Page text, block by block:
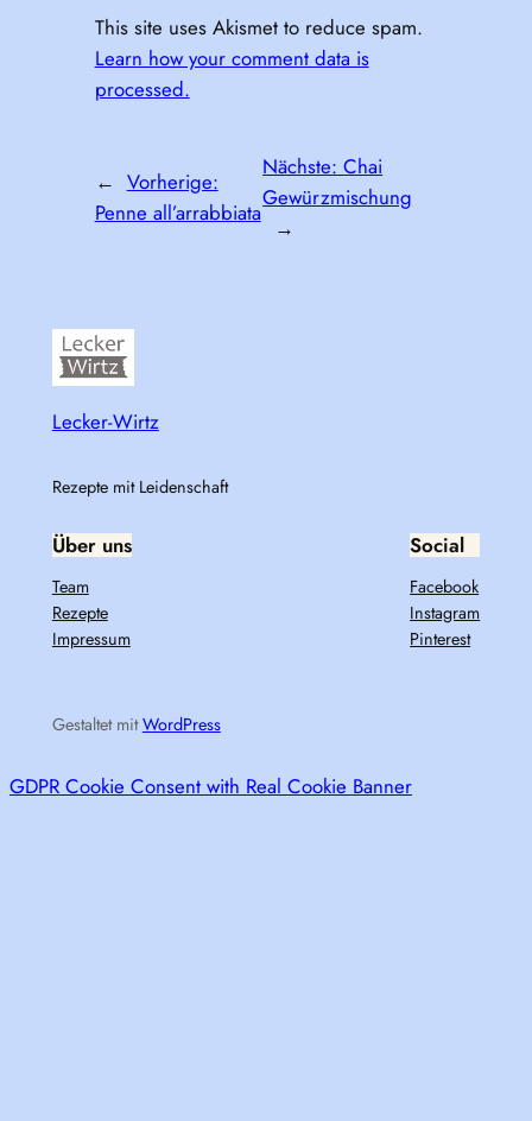
This site uses Akismet to reduce spam.
Learn how your comment data is
processed.
← Vorherige:
Penne all’arrabbiata
Nächste:Chai
Gewürzmischung
→
Lecker-Wirtz
Rezepte mit Leidenschaft
Über uns
Team
Rezepte
Impressum
Social
Facebook
Instagram
Pinterest
Gestaltet mitWordPress
GDPR Cookie Consent with Real Cookie Banner